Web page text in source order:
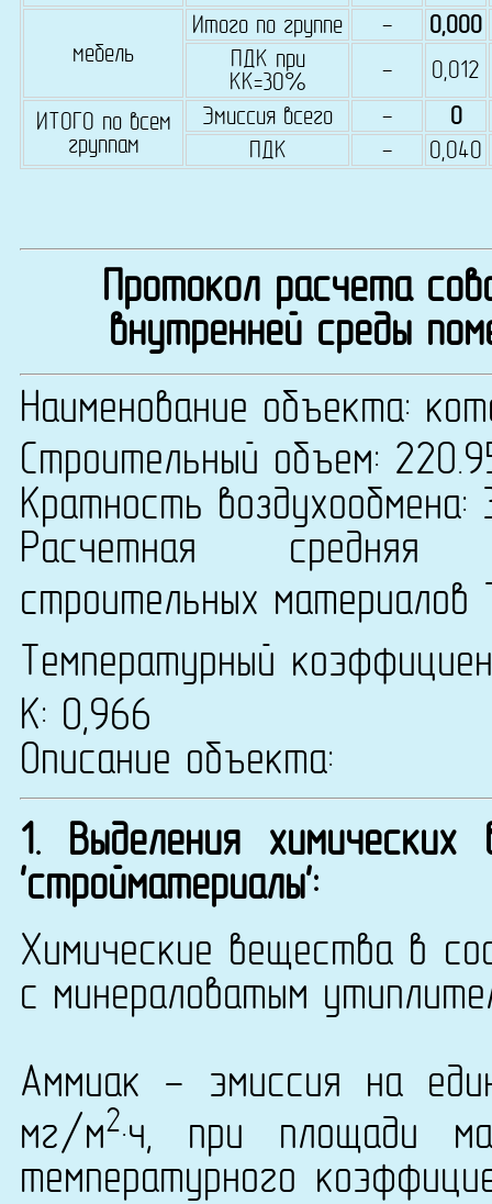
мебель
Итого по группе -
0,000
ПДК при
КК=30%
- 0,012
ИТОГО по всем
группам
Эмиссия всего -
0
ПДК
- 0,040
Протокол расчета
внутренней среды
Наименование объекта:
Строительный объем:
Кратность
Расчетная средняя
строительных материалов
Температурный
К: 0,966
Описание объекта:
1. Выделения
'стройматериалы':
Химические вещества в
с минераловатым
Аммиак - эмиссия на
мг/м2·ч, при площади
температурного